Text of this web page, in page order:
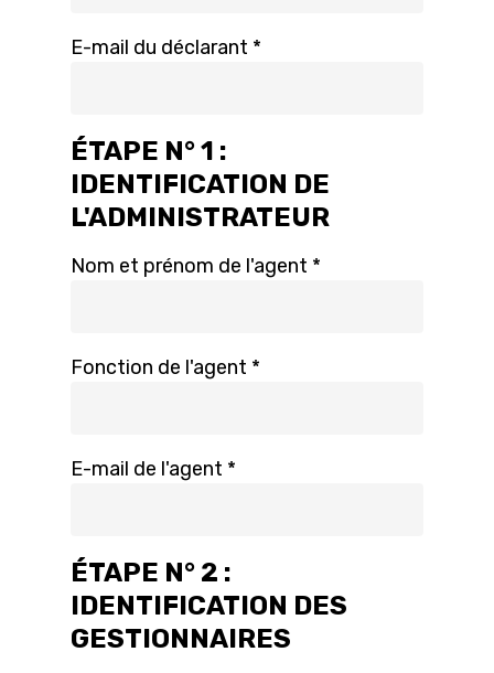
E-mail du déclarant *
ÉTAPE N° 1 :
IDENTIFICATION DE
L'ADMINISTRATEUR
Nom et prénom de l'agent *
Fonction de l'agent *
E-mail de l'agent *
ÉTAPE N° 2 :
IDENTIFICATION DES
GESTIONNAIRES